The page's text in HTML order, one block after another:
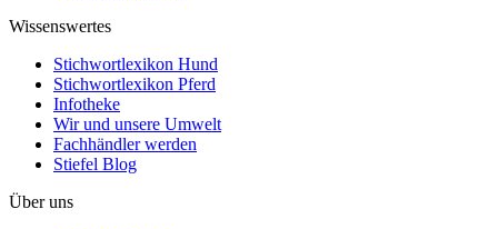
Wissenswertes
Stichwortlexikon Hund
Stichwortlexikon Pferd
Infotheke
Wir und unsere Umwelt
Fachhändler werden
Stiefel Blog
Über uns